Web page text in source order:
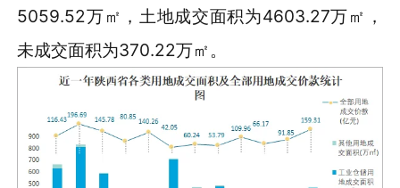
5059.52万㎡，土地成交面积为4603.27万㎡，
未成交面积为370.22万㎡。